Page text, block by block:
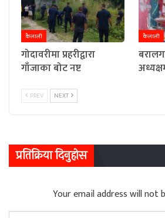
कैलाली
गोदावरीमा प्रहरीद्वारा
गाँजाका बोट नष्ट
कैलाली
PREV NEXT
प्रतिक्रिया दिनुहोस
Your email address will not